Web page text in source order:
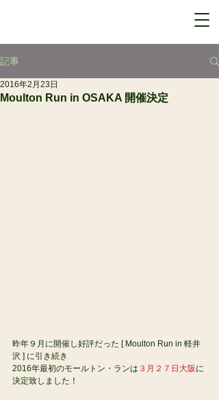
記事
Moulton Run in OSAKA 開催決定
2016年2月23日
昨年９月に開催し好評だった [ Moulton Run in 軽井
沢 ] に引き続き
2016年最初のモールトン・ランは ３月２７日大阪 に
決定致しました！